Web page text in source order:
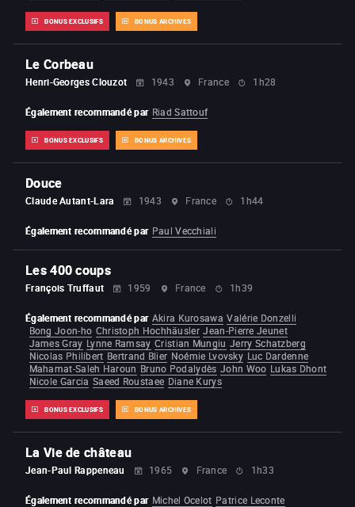
BONUS EXCLUSIFS BONUS ARCHIVES
Le Corbeau
Henri-Georges Clouzot 1943 France 1h28
BONUS EXCLUSIFS BONUS ARCHIVES
Également recommandé par Riad Sattouf
Douce
Claude Autant-Lara 1943 France 1h44
Également recommandé par Paul Vecchiali
Les 400 coups
François Truffaut 1959 France 1h39
BONUS EXCLUSIFS BONUS ARCHIVES
Également recommandé par Akira Kurosawa Valérie Donzelli
Bong Joon-ho Christoph Hochhäusler Jean-Pierre Jeunet
James Gray Lynne Ramsay Cristian Mungiu Jerry Schatzberg
Nicolas Philibert Bertrand Blier Noémie Lvovsky Luc Dardenne
Mahamat-Saleh Haroun Bruno Podalydès John Woo Lukas Dhont
Nicole Garcia Saeed Roustaee Diane Kurys
La Vie de château
Jean-Paul Rappeneau 1965 France 1h33
Également recommandé par Michel Ocelot Patrice Leconte